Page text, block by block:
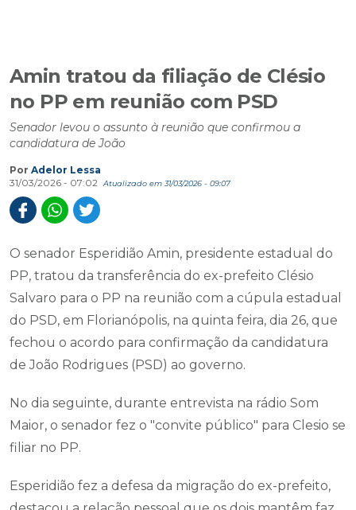
Amin tratou da filiação de Clésio
no PP em reunião com PSD
Senador levou o assunto à reunião que confirmou a
candidatura de João
Por Adelor Lessa
31/03/2026 - 07:02
Atualizado em 31/03/2026 - 09:07
O senador Esperidião Amin, presidente estadual do
PP, tratou da transferência do ex-prefeito Clésio
Salvaro para o PP na reunião com a cúpula estadual
do PSD, em Florianópolis, na quinta feira, dia 26, que
fechou o acordo para confirmação da candidatura
de João Rodrigues (PSD) ao governo.
No dia seguinte, durante entrevista na rádio Som
Maior, o senador fez o "convite público" para Clesio se
filiar no PP.
Esperidião fez a defesa da migração do ex-prefeito,